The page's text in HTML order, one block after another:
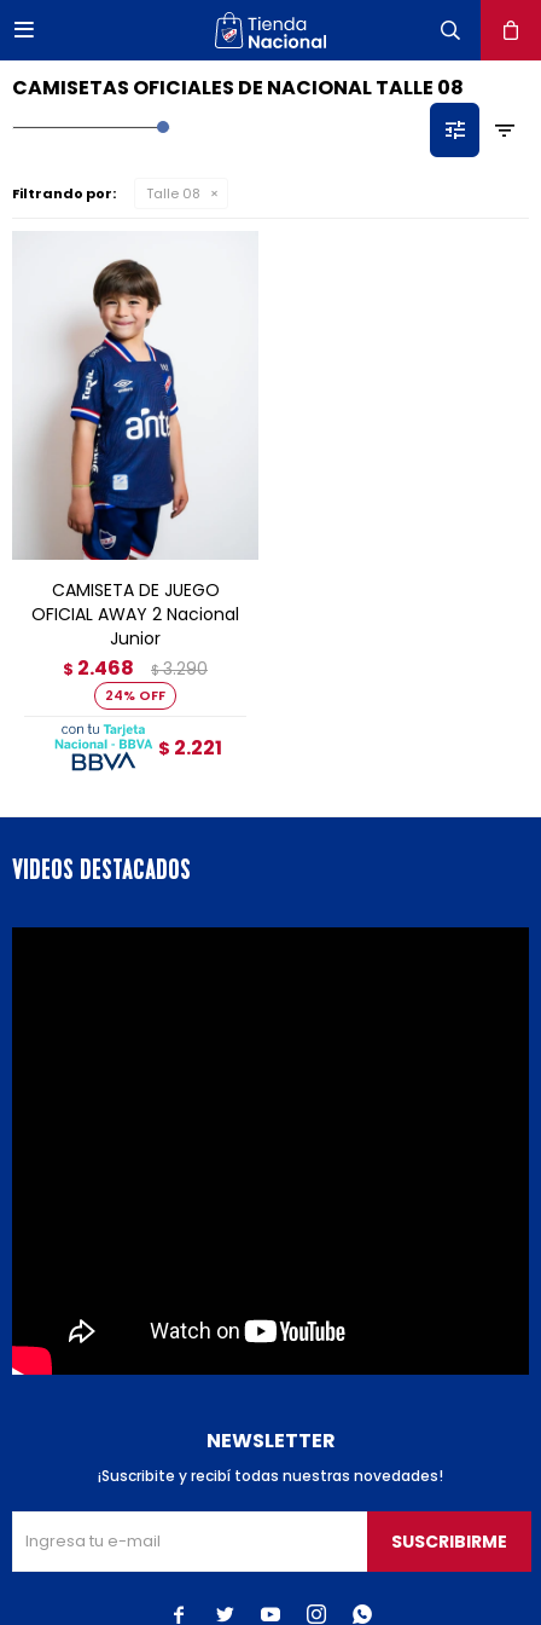

CAMISETAS OFICIALES DE NACIONAL TALLE 08
Filtrando por: Talle 08
CAMISETA DE JUEGO
OFICIAL AWAY 2 Nacional
Junior
$ 2.468 $ 3.290
24
$ 2.221
VIDEOS DESTACADOS
NEWSLETTER
¡Suscribite y recibí todas nuestras novedades!
SUSCRIBIRME
    
close